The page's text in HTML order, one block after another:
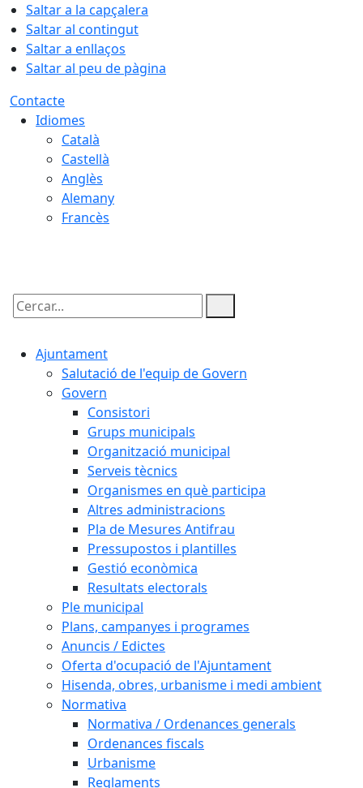
Saltar a la capçalera
Saltar al contingut
Saltar a enllaços
Saltar al peu de pàgina
Contacte
Idiomes
Català
Castellà
Anglès
Alemany
Francès
Cercar:
Ajuntament
Salutació de l'equip de Govern
Govern
Consistori
Grups municipals
Organització municipal
Serveis tècnics
Organismes en què participa
Altres administracions
Pla de Mesures Antifrau
Pressupostos i plantilles
Gestió econòmica
Resultats electorals
Ple municipal
Plans, campanyes i programes
Anuncis / Edictes
Oferta d'ocupació de l'Ajuntament
Hisenda, obres, urbanisme i medi ambient
Normativa
Normativa / Ordenances generals
Ordenances fiscals
Urbanisme
Reglaments